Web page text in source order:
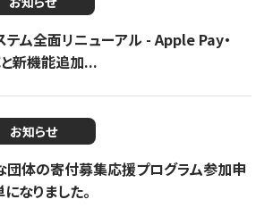
テム全面リニューアル - Apple Pay・
新機能追加...
お知らせ
団体の寄付募集応援プログラム参加申
なりました。